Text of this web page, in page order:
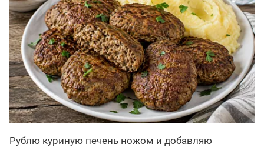
Рублю куриную печень ножом и добавляю